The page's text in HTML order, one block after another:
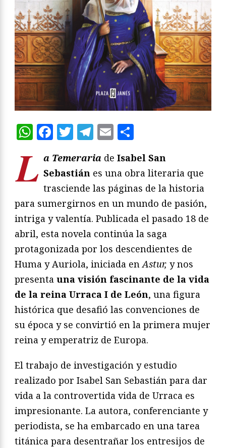
WhatsApp
Facebook
Twitter
Telegram
Email
L a Temeraria de Isabel San
Sebastián es una obra literaria que
trasciende las páginas de la historia
para sumergirnos en un mundo de pasión,
intriga y valentía. Publicada el pasado 18 de
abril, esta novela continúa la saga
protagonizada por los descendientes de
Huma y Auriola, iniciada enAstur, y nos
presenta una visión fascinante de la vida
de la reina Urraca I de León, una figura
histórica que desafió las convenciones de
su época y se convirtió en la primera mujer
reina y emperatriz de Europa.
El trabajo de investigación y estudio
realizado por Isabel San Sebastián para dar
vida a la controvertida vida de Urraca es
impresionante. La autora, conferenciante y
periodista, se ha embarcado en una tarea
titánica para desentrañar los entresijos de